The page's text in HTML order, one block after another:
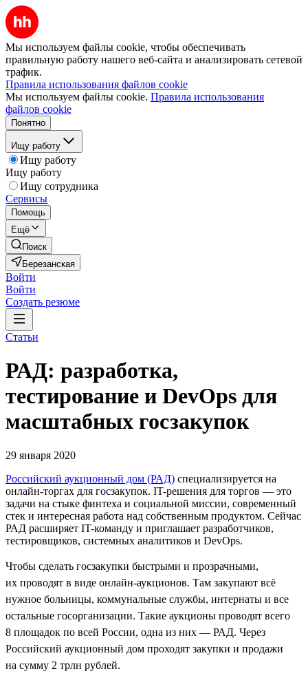
Мы используем файлы cookie, чтобы обеспечивать
правильную работу нашего веб-сайта и анализировать сетевой
трафик.
Правила использования файлов cookie
Мы используем файлы cookie. Правила использования
файлов cookie
Понятно
Ищу работу
Ищу работу
Ищу работу
Ищу сотрудника
Сервисы
Помощь
Ещё
Поиск
Березанская
Войти
Войти
Создать резюме
Статьи
РАД: разработка,
тестирование и DevOps для
масштабных госзакупок
29 января 2020
Российский аукционный дом (РАД) специализируется на
онлайн-торгах для госзакупок. IT-решения для торгов — это
задачи на стыке финтеха и социальной миссии, современный
стек и интересная работа над собственным продуктом. Сейчас
РАД расширяет IT-команду и приглашает разработчиков,
тестировщиков, системных аналитиков и DevOps.
Чтобы сделать госзакупки быстрыми и прозрачными,
их проводят в виде онлайн-аукционов. Там закупают всё
нужное больницы, коммунальные службы, интернаты и все
остальные госорганизации. Такие аукционы проводят всего
8 площадок по всей России, одна из них — РАД. Через
Российский аукционный дом проходят закупки и продажи
на сумму 2 трлн рублей.